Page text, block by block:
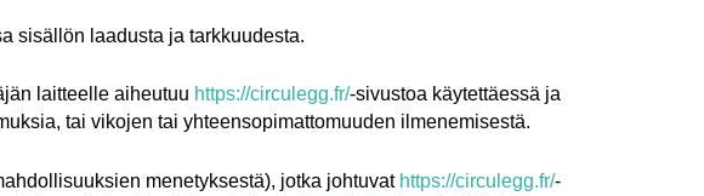
sisällön laadusta ja tarkkuudesta.
laitteelle aiheutuu https://circulegg.fr/-sivustoa käytettäessä ja
tai vikojen tai yhteensopimattomuuden ilmenemisestä.
menetyksestä), jotka johtuvat https://circulegg.fr/-